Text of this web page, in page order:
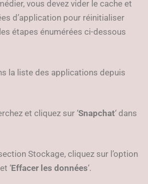
vous devez vider le cache et
d’application pour réinitialiser
étapes énumérées ci-dessous
la liste des applications depuis
et cliquez sur ‘Snapchat‘ dans
Stockage, cliquez sur l’option
et ‘Effacer les données‘.